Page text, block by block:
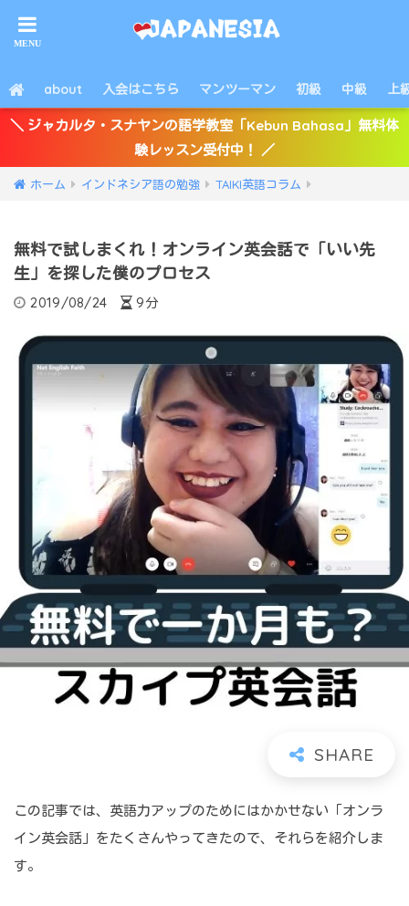
about 入会はこちら マンツーマン 初級 中級 上
＼ ジャカルタ・スナヤンの語学教室「Kebun Bahasa」無料体
験レッスン受付中！ ／
ホーム インドネシア語の勉強 TAIKI英語コラム
無料で試しまくれ！オンライン英会話で「いい先
生」を探した僕のプロセス
2019/08/24 9分
この記事では、英語力アップのためにはかかせない「オンラ
イン英会話」をたくさんやってきたので、それらを紹介しま
す。